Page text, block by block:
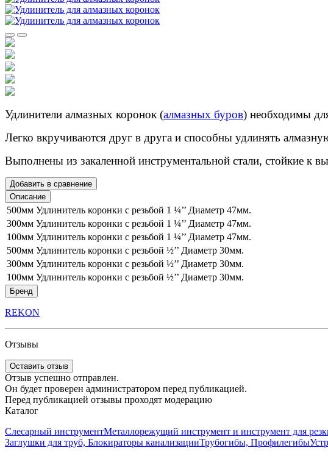
Удлинители алмазных коронок (алмазных буров) необходимы
Легко вкручиваются друг в друга и способны удлинять
Выполнены из закаленной инструментальной стали, стойкие к
Добавить в сравнение
Описание
500мм Удлинитель коронки с резьбой 1 ¼’’ Диаметр 47мм.
300мм Удлинитель коронки с резьбой 1 ¼’’ Диаметр 47мм.
100мм Удлинитель коронки с резьбой 1 ¼’’ Диаметр 47мм.
500мм Удлинитель коронки с резьбой ½’’ Диаметр 30мм.
300мм Удлинитель коронки с резьбой ½’’ Диаметр 30мм.
100мм Удлинитель коронки с резьбой ½’’ Диаметр 30мм.
Бренд
REKON
Отзывы
Оставить отзыв
Отзыв успешно отправлен.
Он будет проверен администратором перед публикацией.
Перед публикацией отзывы проходят модерацию
Каталог
Слесарный инструментМеталлорежущий инструмент и инструмент для
Заглушки для труб, Блокираторы канализацииТрубогибы, Профилегибы